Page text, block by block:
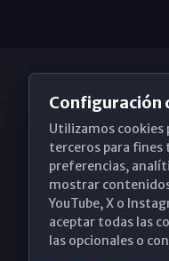
Santa
(+34)
Configuración
Utilizamos cookies
terceros para fines
preferencias,
mostrar
YouTube, X o
aceptar todas las
las opcionales o